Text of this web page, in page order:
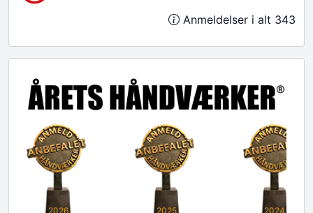
Anmeldelser i alt 343
2026 2025 2024